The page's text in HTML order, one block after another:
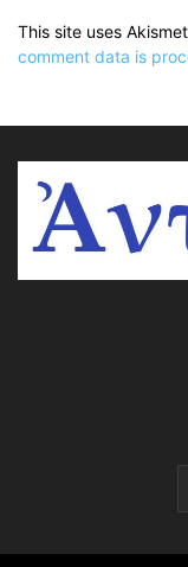
This site uses
comment data is